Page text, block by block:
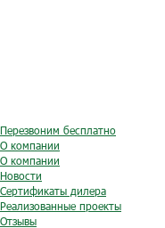
Перезвоним бесплатно
О компании
О компании
Новости
Сертификаты дилера
Реализованные проекты
Отзывы